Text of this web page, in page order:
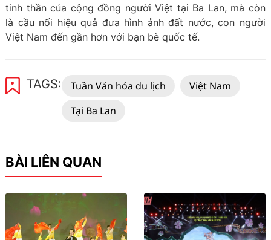
tinh thần của cộng đồng người Việt tại Ba Lan, mà còn
là cầu nối hiệu quả đưa hình ảnh đất nước, con người
Việt Nam đến gần hơn với bạn bè quốc tế.
TAGS: Tuần Văn hóa du lịch
Việt Nam
Tại Ba Lan
BÀI LIÊN QUAN